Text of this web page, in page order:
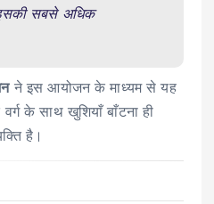
सबसे अधिक
ने इस आयोजन के माध्यम से यह
के साथ खुशियाँ बाँटना ही
है।